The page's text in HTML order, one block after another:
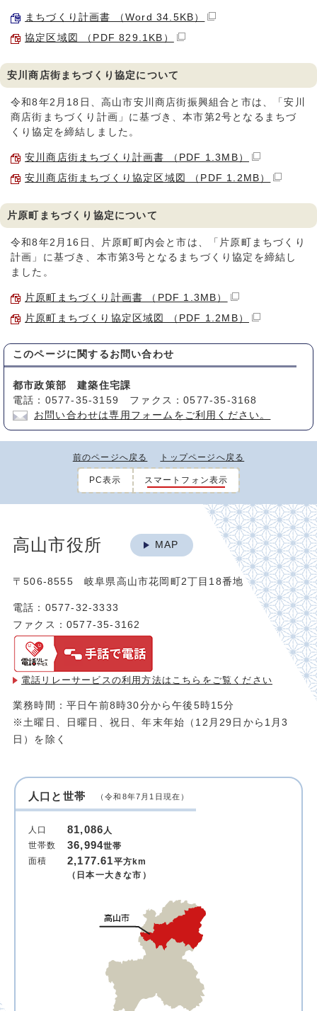
まちづくり計画書 （Word 34.5KB）
協定区域図 （PDF 829.1KB）
安川商店街まちづくり協定について
令和8年2月18日、高山市安川商店街振興組合と市は、「安川
商店街まちづくり計画」に基づき、本市第2号となるまちづ
くり協定を締結しました。
安川商店街まちづくり計画書 （PDF 1.3MB）
安川商店街まちづくり協定区域図 （PDF 1.2MB）
片原町まちづくり協定について
令和8年2月16日、片原町町内会と市は、「片原町まちづくり
計画」に基づき、本市第3号となるまちづくり協定を締結し
ました。
片原町まちづくり計画書 （PDF 1.3MB）
片原町まちづくり協定区域図 （PDF 1.2MB）
このページに関する お問い合わせ
都市政策部 建築住宅課
電話：0577-35-3159 ファクス：0577-35-3168
お問い合わせは専用フォームをご利用ください。
前のページへ戻る トップページへ戻る
PC表示 スマートフォン表示
高山市役所 MAP
〒506-8555 岐阜県高山市花岡町2丁目18番地
電話：0577-32-3333
ファクス：0577-35-3162
電話リレーサービスの利用方法は こちらをご覧ください
業務時間：平日午前8時30分から午後5時15分
※土曜日、日曜日、祝日、年末年始（12月29日から1月3
日）を除く
人口と世帯 （令和8年7月1日現在）
人口 81,086人
世帯数
36,994世帯
面積
2,177.61平方km
（日本一大きな市）